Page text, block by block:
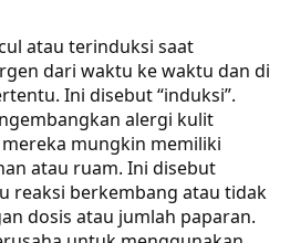
atau terinduksi saat
dari waktu ke waktu dan di
Ini disebut “induksi”.
alergi kulit
mungkin memiliki
atau ruam. Ini disebut
reaksi berkembang atau tidak
dosis atau jumlah paparan.